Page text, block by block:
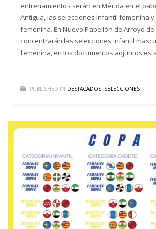
entrenamientos serán en Mérida en el
Antigua, las selecciones infantil femenina y
femenina. En Nuevo Pabellón de Arroyo
concentrarán las selecciones infantil
femenina, en los documentos adjuntos
PUBLISHED IN DESTACADOS, SELECCIONES